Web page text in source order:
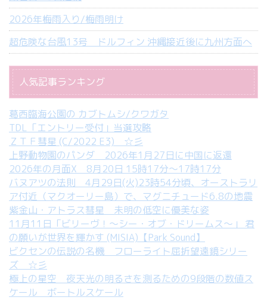
2026年梅雨入り/梅雨明け
超危険な台風13号 ドルフィン 沖縄接近後に九州方面へ
人気記事ランキング
葛西臨海公園の カブトムシ/クワガタ
TDL「エントリー受付」当選攻略
ＺＴＦ彗星 (C/2022 E3) ☆彡
上野動物園のパンダ 2026年1月27日に中国に返還
2026年の月面X 8月20日 15時17分～17時17分
バヌアツの法則 4月29日(火)23時54分頃、オーストラリ
ア付近（マクオーリー島）で、マグニチュード6.8の地震
紫金山・アトラス彗星 未明の低空に優美な姿
11月11日「ビリーヴ！～シー・オブ・ドリームス～」 君
の願いが世界を輝かす (MISIA)【Park Sound】
ビクセンの伝説の名機 フローライト屈折望遠鏡シリー
ズ ☆彡
極上の星空 夜天光の明るさを測るための9段階の数値ス
ケール ボートルスケール